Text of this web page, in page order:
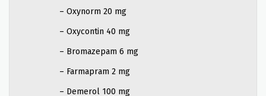
– Oxynorm 20 mg
– Oxycontin 40 mg
– Bromazepam 6 mg
– Farmapram 2 mg
– Demerol 100 mg